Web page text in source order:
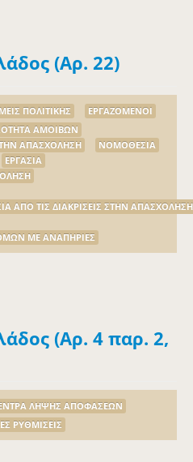
(Αρ. 22)
ΠΟΛΙΤΙΚΗΣ
ΕΡΓΑΖΟΜΕΝΟΙ
ΑΜΟΙΒΩΝ
ΤΗΝ ΑΠΑΣΧΟΛΗΣΗ
ΝΟΜΟΘΕΣΙΑ
ΕΡΓΑΣΙΑ
ΑΠΟ ΤΙΣ ΔΙΑΚΡΙΣΕΙΣ ΣΤΗΝ ΑΠΑΣΧΟΛΗΣΗ
ΜΕ ΑΝΑΠΗΡΙΕΣ
(Αρ. 4 παρ. 2,
ΛΗΨΗΣ ΑΠΟΦΑΣΕΩΝ
ΡΥΘΜΙΣΕΙΣ